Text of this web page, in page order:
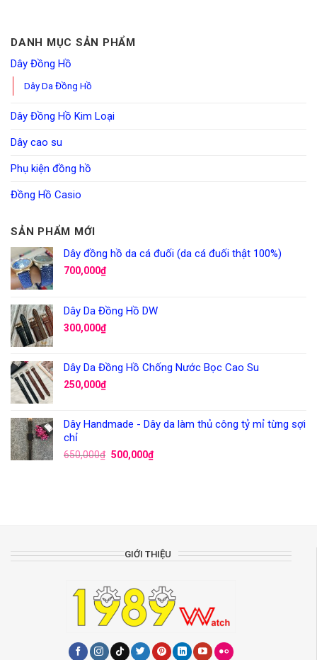
DANH MỤC SẢN PHẨM
Dây Đồng Hồ
Dây Da Đồng Hồ
Dây Đồng Hồ Kim Loại
Dây cao su
Phụ kiện đồng hồ
Đồng Hồ Casio
SẢN PHẨM MỚI
Dây đồng hồ da cá đuối (da cá đuối thật 100%)
700,000₫
Dây Da Đồng Hồ DW
300,000₫
Dây Da Đồng Hồ Chống Nước Bọc Cao Su
250,000₫
Dây Handmade - Dây da làm thủ công tỷ mỉ từng sợi
chỉ
650,000₫ 500,000₫
GIỚI THIỆU